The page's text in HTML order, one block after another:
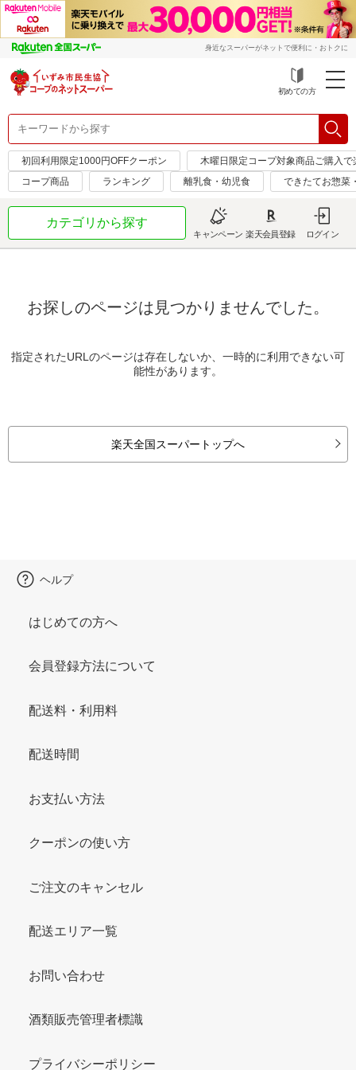
身近なスーパーがネットで便利に・おトクに
初めての方
初回利用限定1000円OFFクーポン
木曜日限定コープ対象商品ご購入
コープ商品
ランキング 離乳食・幼児食 できたてお惣菜
カテゴリから探す
キャンペーン 楽天会員登録 ログイン
お探しのページは見つかりませんでした。
指定されたURLのページは存在しないか、一時的に利用できない可
能性があります。
楽天全国スーパートップへ
ヘルプ
はじめての方へ
会員登録方法について
配送料・利用料
配送時間
お支払い方法
クーポンの使い方
ご注文のキャンセル
配送エリア一覧
お問い合わせ
酒類販売管理者標識
プライバシーポリシー